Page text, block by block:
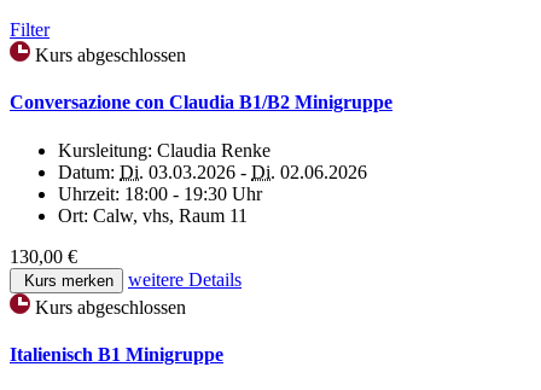
Filter
Kurs abgeschlossen
Conversazione con Claudia B1/B2 Minigruppe
Kursleitung: Claudia Renke
Datum: Di. 03.03.2026 - Di. 02.06.2026
Uhrzeit: 18:00 - 19:30 Uhr
Ort: Calw, vhs, Raum 11
130,00 €
Kurs merken
weitere Details
Kurs abgeschlossen
Italienisch B1 Minigruppe